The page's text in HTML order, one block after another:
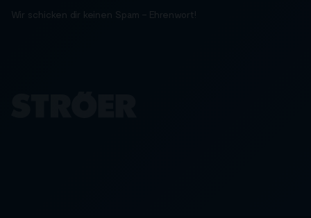
Wir schicken dir keinen Spam – Ehrenwort!